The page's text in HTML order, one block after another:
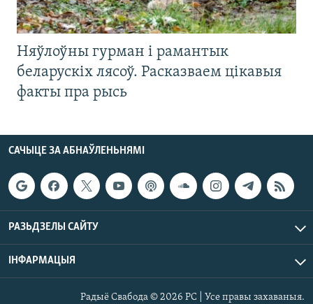
Няўлоўны гурман і рамантык
беларускіх лясоў. Расказваем цікавыя
факты пра рысь
САЧЫЦЕ ЗА АБНАЎЛЕНЬНЯМІ
РАЗЬДЗЕЛЫ САЙТУ
ІНФАРМАЦЫЯ
Радыё Свабода © 2026 РС | Усе правы захаваныя.